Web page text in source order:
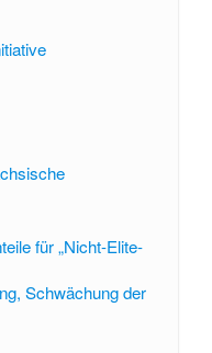
für „Nicht-Elite-
Schwächung der